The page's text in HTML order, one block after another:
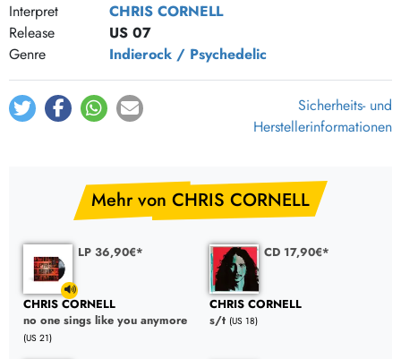
Interpret
CHRIS CORNELL
Release
US 07
Genre
Indierock / Psychedelic
Sicherheits- und
Herstellerinformationen
Mehr von CHRIS CORNELL
LP 36,90€*
CHRIS CORNELL
no one sings like you anymore
(US 21)
CD 17,90€*
CHRIS CORNELL
s/t (US 18)